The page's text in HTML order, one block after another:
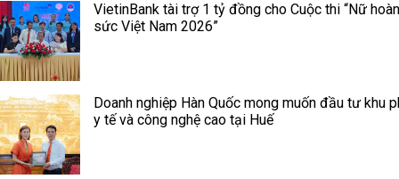
VietinBank tài trợ 1 tỷ đồng cho Cuộc thi “Nữ
sức Việt Nam 2026”
Doanh nghiệp Hàn Quốc mong muốn đầu tư khu
y tế và công nghệ cao tại Huế